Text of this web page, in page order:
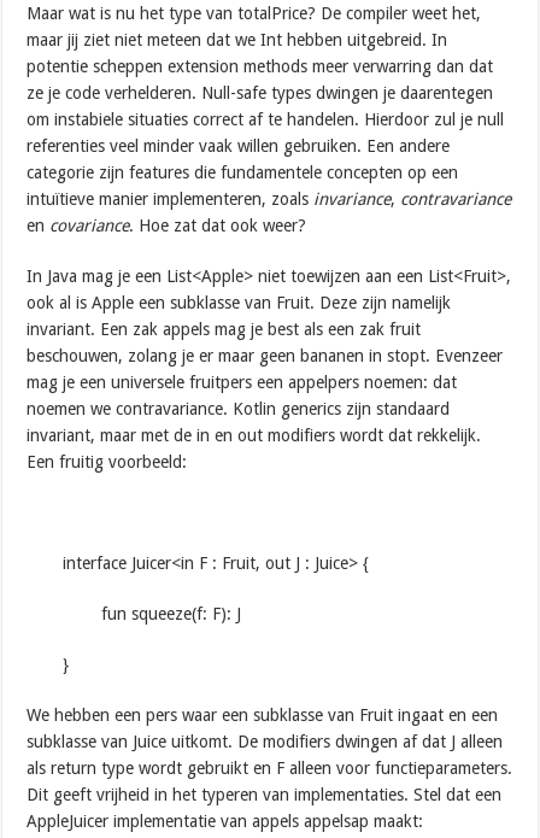
Maar wat is nu het type van totalPrice? De compiler weet het,
maar jij ziet niet meteen dat we Int hebben uitgebreid. In
potentie scheppen extension methods meer verwarring dan dat
ze je code verhelderen. Null-safe types dwingen je daarentegen
om instabiele situaties correct af te handelen. Hierdoor zul je null
referenties veel minder vaak willen gebruiken. Een andere
categorie zijn features die fundamentele concepten op een
intuïtieve manier implementeren, zoals invariance, contravariance
en covariance. Hoe zat dat ook weer?
In Java mag je een List<Apple> niet toewijzen aan een List<Fruit>,
ook al is Apple een subklasse van Fruit. Deze zijn namelijk
invariant. Een zak appels mag je best als een zak fruit
beschouwen, zolang je er maar geen bananen in stopt. Evenzeer
mag je een universele fruitpers een appelpers noemen: dat
noemen we contravariance. Kotlin generics zijn standaard
invariant, maar met de in en out modifiers wordt dat rekkelijk.
Een fruitig voorbeeld:
interface Juicer<in F : Fruit, out J : Juice> {
fun squeeze(f: F): J
}
We hebben een pers waar een subklasse van Fruit ingaat en een
subklasse van Juice uitkomt. De modifiers dwingen af dat J alleen
als return type wordt gebruikt en F alleen voor functieparameters.
Dit geeft vrijheid in het typeren van implementaties. Stel dat een
AppleJuicer implementatie van appels appelsap maakt: